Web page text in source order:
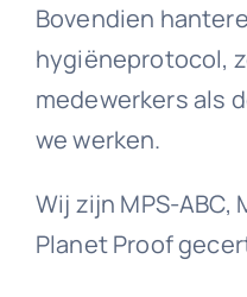
Bovendien
hygiëneprotocol,
medewerkers als
we werken.
Wij zijn MPS-ABC,
Planet Proof